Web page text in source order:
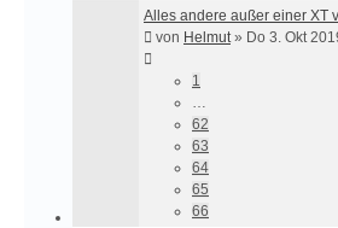
Alles andere außer einer XT
von Helmut » Do 3. Okt
1
62
63
64
65
66